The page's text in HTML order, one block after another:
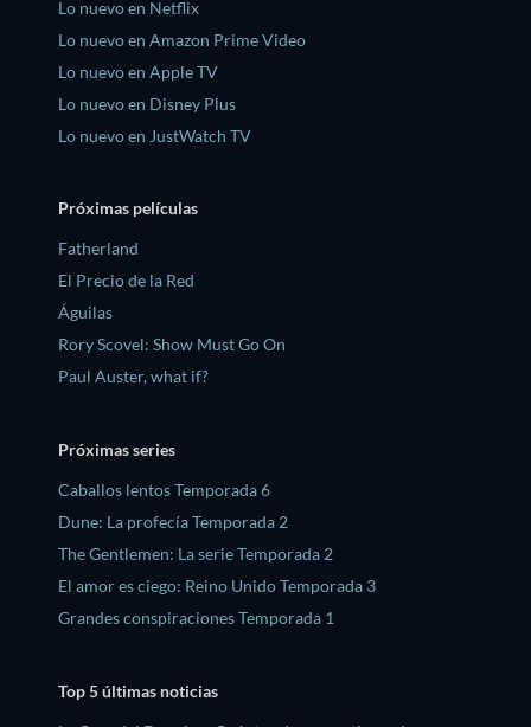
Lo nuevo en Netflix
Lo nuevo en Amazon Prime Video
Lo nuevo en Apple TV
Lo nuevo en Disney Plus
Lo nuevo en JustWatch TV
Próximas películas
Fatherland
El Precio de la Red
Águilas
Rory Scovel: Show Must Go On
Paul Auster, what if?
Próximas series
Caballos lentos Temporada 6
Dune: La profecía Temporada 2
The Gentlemen: La serie Temporada 2
El amor es ciego: Reino Unido Temporada 3
Grandes conspiraciones Temporada 1
Top 5 últimas noticias